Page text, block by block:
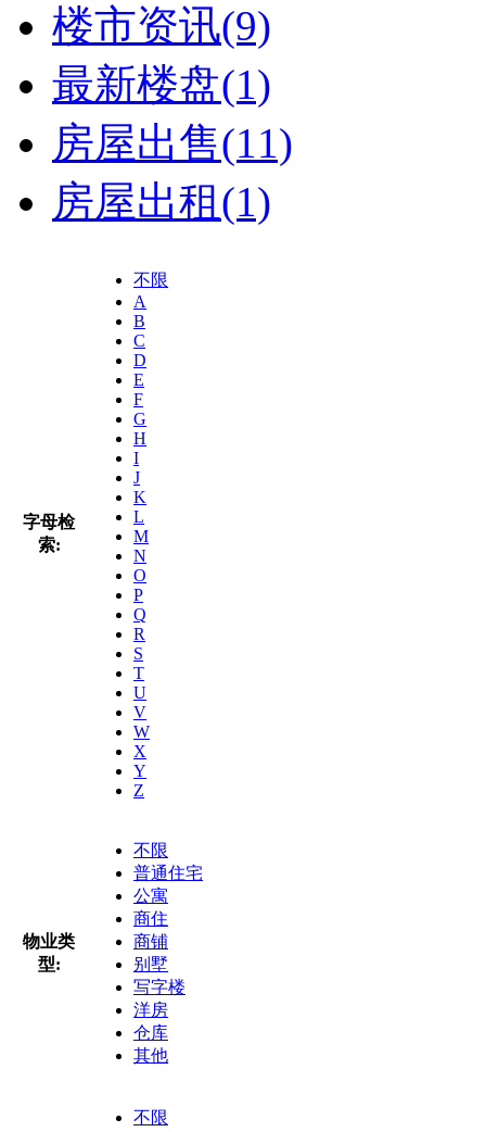
楼市资讯(9)
最新楼盘(1)
房屋出售(11)
房屋出租(1)
字母检
索:
不限
A
B
C
D
E
F
G
H
I
J
K
L
M
N
O
P
Q
R
S
T
U
V
W
X
Y
Z
物业类
型:
不限
普通住宅
公寓
商住
商铺
别墅
写字楼
洋房
仓库
其他
不限